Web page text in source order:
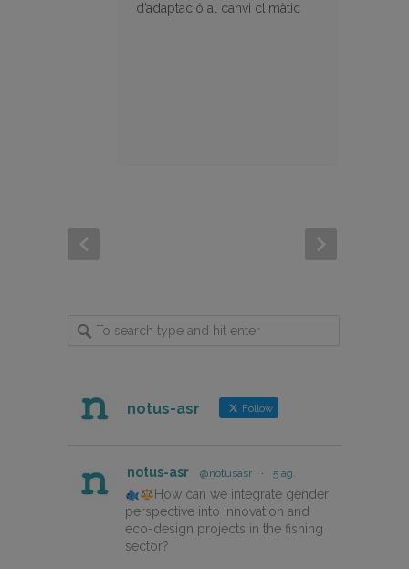
d’adaptació al canvi climàtic
notus-asr Follow
notus-asr @notusasr · 5 ag.
How can we integrate gender
perspective into innovation and
eco-design projects in the fishing
sector?